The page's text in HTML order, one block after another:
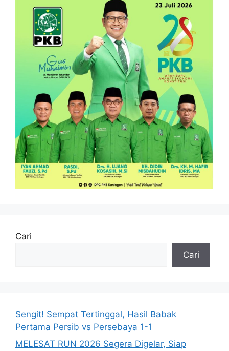
Cari
Cari
Sengit! Sempat Tertinggal, Hasil Babak
Pertama Persib vs Persebaya 1-1
MELESAT RUN 2026 Segera Digelar, Siap